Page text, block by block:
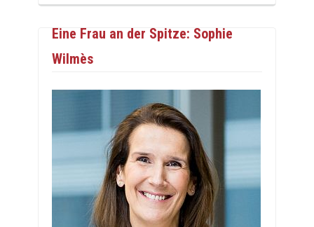
Eine Frau an der Spitze: Sophie
Wilmès